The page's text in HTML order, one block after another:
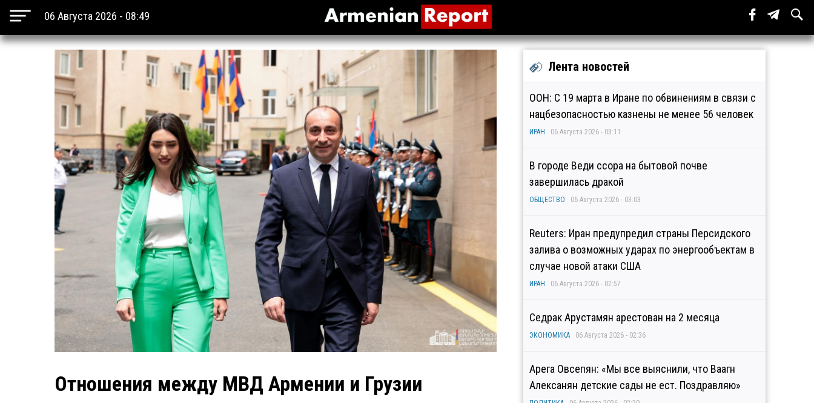
06 Августа 2026 - 08:49
Отношения между МВД Армении и Грузии
Лента новостей
ООН: С 19 марта в Иране по обвинениям в связи с
нацбезопасностью казнены не менее 56 человек
ИРАН 06 Августа 2026 - 03:11
В городе Веди ссора на бытовой почве
завершилась дракой
ОБЩЕСТВО 06 Августа 2026 - 03:03
Reuters: Иран предупредил страны Персидского
залива о возможных ударах по энергообъектам в
случае новой атаки США
ИРАН 06 Августа 2026 - 02:57
Седрак Арустамян арестован на 2 месяца
ЭКОНОМИКА 06 Августа 2026 - 02:36
Арега Овсепян: «Мы все выяснили, что Ваагн
Алексанян детские сады не ест. Поздравляю»